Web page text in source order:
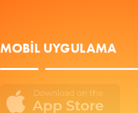
MOBIL UYGULAMA